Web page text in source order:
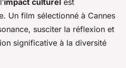
impact culturel est
Un film sélectionné à Cannes
susciter la réflexion et
significative à la diversité